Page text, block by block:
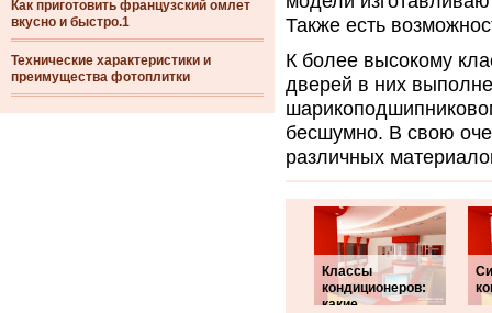
Как приготовить французский омлет
вкусно и быстро.1
Технические характеристики и
преимущества фотоплитки
Также есть
К более высокому
дверей в них
бесшумно. В свою
различных
Классы
кондиционеров:
какие